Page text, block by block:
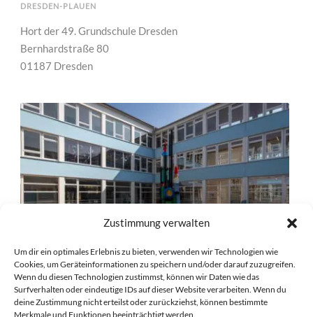
Zustimmung verwalten
Um dir ein optimales Erlebnis zu bieten, verwenden wir Technologien wie
Cookies, um Geräteinformationen zu speichern und/oder darauf zuzugreifen.
Wenn du diesen Technologien zustimmst, können wir Daten wie das
Surfverhalten oder eindeutige IDs auf dieser Website verarbeiten. Wenn du
deine Zustimmung nicht erteilst oder zurückziehst, können bestimmte
Merkmale und Funktionen beeinträchtigt werden.
DRESDEN-PLAUEN
Hort der 49. Grundschule Dresden
Bernhardstraße 80
01187 Dresden